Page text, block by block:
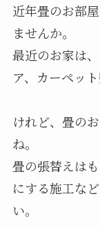
近年畳のお部
ませんか。
最近のお家は
ア、カーペッ
けれど、畳の
ね。
畳の張替えは
にする施工な
い。